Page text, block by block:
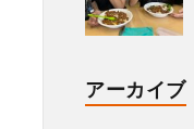
アーカイブ